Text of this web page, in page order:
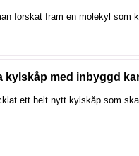
forskat fram en molekyl som
kylskåp med inbyggd
ett helt nytt kylskåp som